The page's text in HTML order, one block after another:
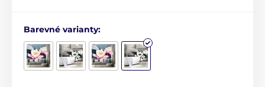
Barevné varianty: